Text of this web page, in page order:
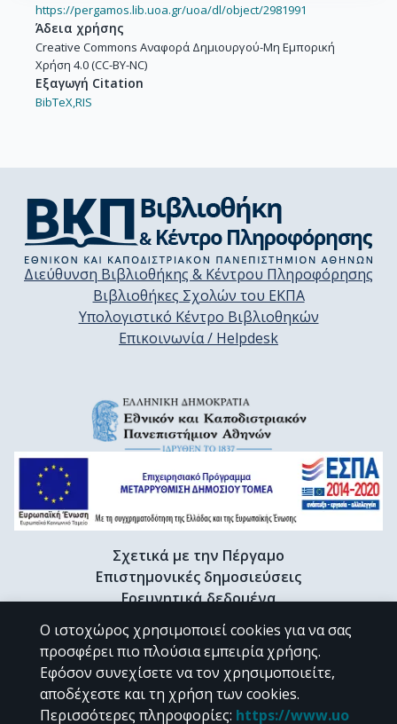
https://pergamos.lib.uoa.gr/uoa/dl/object/2981991
Άδεια χρήσης
Creative Commons Αναφορά Δημιουργού-Μη Εμπορική
Χρήση 4.0 (CC-BY-NC)
Εξαγωγή Citation
BibTeX,RIS
Διεύθυνση Βιβλιοθήκης & Κέντρου Πληροφόρησης
Βιβλιοθήκες Σχολών του ΕΚΠΑ
Υπολογιστικό Κέντρο Βιβλιοθηκών
Επικοινωνία / Helpdesk
Σχετικά με την Πέργαμο
Επιστημονικές δημοσιεύσεις
Ερευνητικά δεδομένα
Διδακτορικές διατριβές & Γκρίζα βιβλιογραφία
Προφίλ Ερευνητή
CC BY-NC 4.0
Ο ιστοχώρος χρησιμοποιεί cookies για να σας
προσφέρει πιο πλούσια εμπειρία χρήσης.
Εφόσον συνεχίσετε να τον χρησιμοποιείτε,
αποδέχεστε και τη χρήση των cookies.
Περισσότερες πληροφορίες: https://www.uo